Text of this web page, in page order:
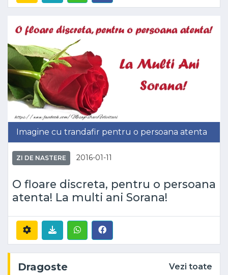
Imagine cu trandafir pentru o persoana atenta
ZI DE NASTERE 2016-01-11
O floare discreta, pentru o persoana
atenta! La multi ani Sorana!
Dragoste Vezi toate